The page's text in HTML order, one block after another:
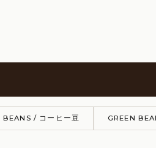
BEANS / コーヒー豆 GREEN